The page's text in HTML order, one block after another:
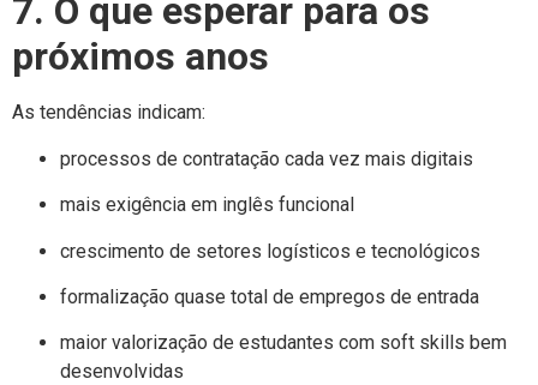
7. O que esperar para os
próximos anos
As tendências indicam:
processos de contratação cada vez mais digitais
mais exigência em inglês funcional
crescimento de setores logísticos e tecnológicos
formalização quase total de empregos de entrada
maior valorização de estudantes com soft skills bem
desenvolvidas